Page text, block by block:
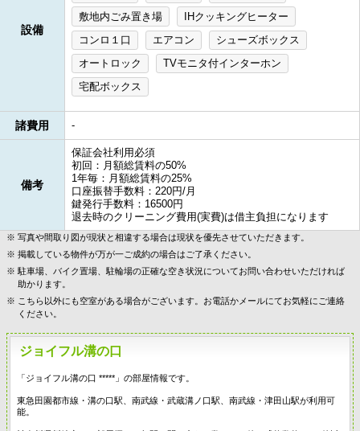
設備
敷地内ごみ置き場
IHクッキングヒーター
コンロ１口
エアコン
シューズボックス
オートロック
TVモニタ付インターホン
宅配ボックス
諸費用 -
備考
保証会社利用必須
初回：月額総賃料の50%
1年毎：月額総賃料の25%
口座振替手数料：220円/月
鍵発行手数料：16500円
退去時のクリーニング費用(実費)は借主負担になります
写真や間取り図が現状と相違する場合は現状を優先させていただきます。
掲載している物件が万が一ご成約の場合はご了承ください。
駐車場、バイク置場、駐輪場の正確な空き状況についてお問い合わせいただければ
助かります。
こちら以外にも空室がある場合がございます。お電話かメールにてお気軽にご連絡
ください。
ジョイフル溝の口
「ジョイフル溝の口 *****」の部屋情報です。
東急田園都市線・溝の口駅、南武線・武蔵溝ノ口駅、南武線・津田山駅が利用可
能。